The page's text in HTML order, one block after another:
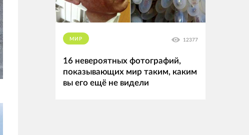
МИР 12377
16 невероятных фотографий,
показывающих мир таким, каким
вы его ещё не видели